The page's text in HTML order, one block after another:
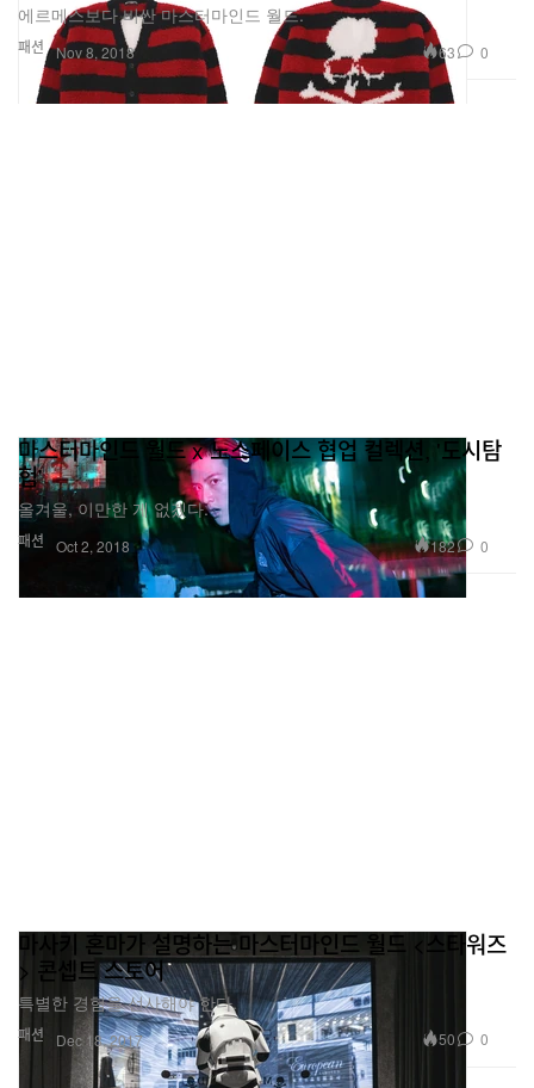
패션
에르메스보다 비싼 마스터마인드 월드.
Nov 8, 2018 63 0
패션
마스터마인드 월드 x 노스페이스 협업 컬렉션, '도시탐
험'
올겨울, 이만한 게 없겠다.
Oct 2, 2018 182 0
패션
마사키 혼마가 설명하는 마스터마인드 월드 <스타워즈
> 콘셉트 스토어
특별한 경험을 선사해야 한다.
Dec 18, 2017 50 0